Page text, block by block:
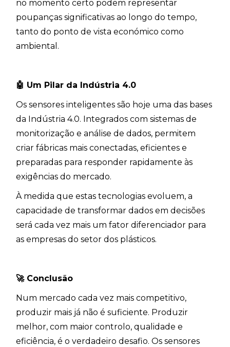
no momento certo podem representar
poupanças significativas ao longo do tempo,
tanto do ponto de vista económico como
ambiental.
🤖 Um Pilar da Indústria 4.0
Os sensores inteligentes são hoje uma das bases
da Indústria 4.0. Integrados com sistemas de
monitorização e análise de dados, permitem
criar fábricas mais conectadas, eficientes e
preparadas para responder rapidamente às
exigências do mercado.
À medida que estas tecnologias evoluem, a
capacidade de transformar dados em decisões
será cada vez mais um fator diferenciador para
as empresas do setor dos plásticos.
🚀Conclusão
Num mercado cada vez mais competitivo,
produzir mais já não é suficiente. Produzir
melhor, com maior controlo, qualidade e
eficiência, é o verdadeiro desafio. Os sensores